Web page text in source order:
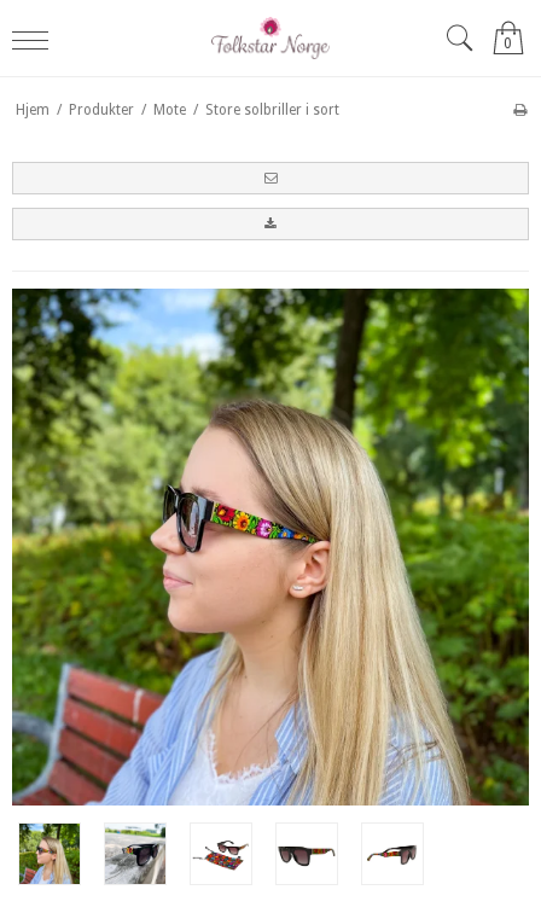
0
Hjem / Produkter / Mote / Store solbriller i sort